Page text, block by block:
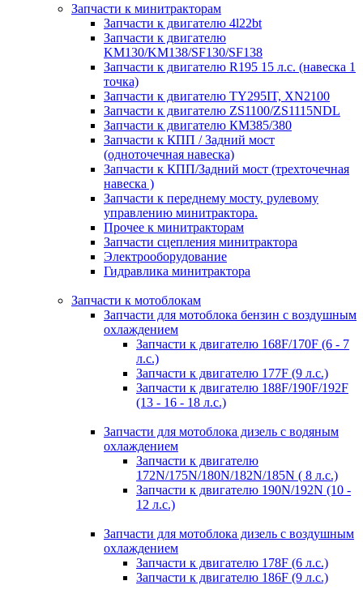
Запчасти к минитракторам
Запчасти к двигателю 4l22bt
Запчасти к двигателю
KM130/KM138/SF130/SF138
Запчасти к двигателю R195 15 л.с. (навеска 1
точка)
Запчасти к двигателю TY295IT, XN2100
Запчасти к двигателю ZS1100/ZS1115NDL
Запчасти к двигателю КМ385/380
Запчасти к КПП / Задний мост
(одноточечная навеска)
Запчасти к КПП/Задний мост (трехточечная
навеска )
Запчасти к переднему мосту, рулевому
управлению минитрактора.
Прочее к минитракторам
Запчасти сцепления минитрактора
Электрооборудование
Гидравлика минитрактора
Запчасти к мотоблокам
Запчасти для мотоблока бензин с воздушным
охлаждением
Запчасти к двигателю 168F/170F (6 - 7
л.с.)
Запчасти к двигателю 177F (9 л.с.)
Запчасти к двигателю 188F/190F/192F
(13 - 16 - 18 л.с.)
Запчасти для мотоблока дизель с водяным
охлаждением
Запчасти к двигателю
172N/175N/180N/182N/185N ( 8 л.с.)
Запчасти к двигателю 190N/192N (10 -
12 л.с.)
Запчасти для мотоблока дизель с воздушным
охлаждением
Запчасти к двигателю 178F (6 л.с.)
Запчасти к двигателю 186F (9 л.с.)